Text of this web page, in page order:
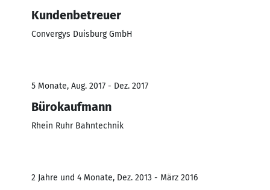
Kundenbetreuer
Convergys Duisburg GmbH
5 Monate, Aug. 2017 - Dez. 2017
Bürokaufmann
Rhein Ruhr Bahntechnik
2 Jahre und 4 Monate, Dez. 2013 - März 2016